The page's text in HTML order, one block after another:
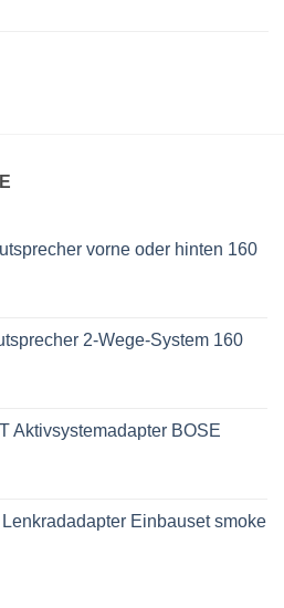
vorne oder hinten 160
2-Wege-System 160
Aktivsystemadapter BOSE
Einbauset smoke